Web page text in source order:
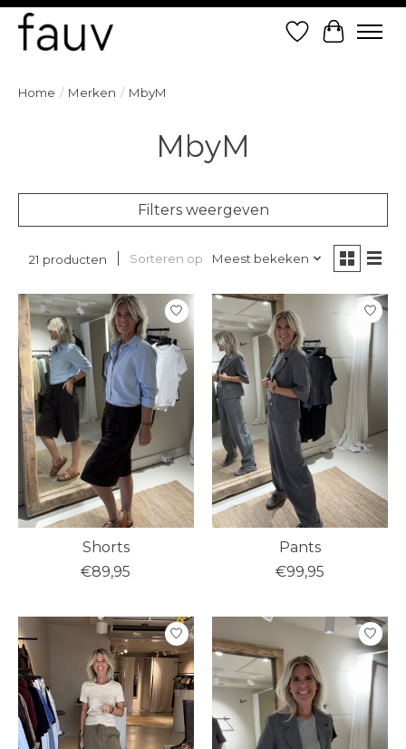
Verlanglijst
Home / Merken / MbyM
MbyM
Filters weergeven
21 producten Sorteren op Meest bekeken
Shorts
€89,95
Pants
€99,95